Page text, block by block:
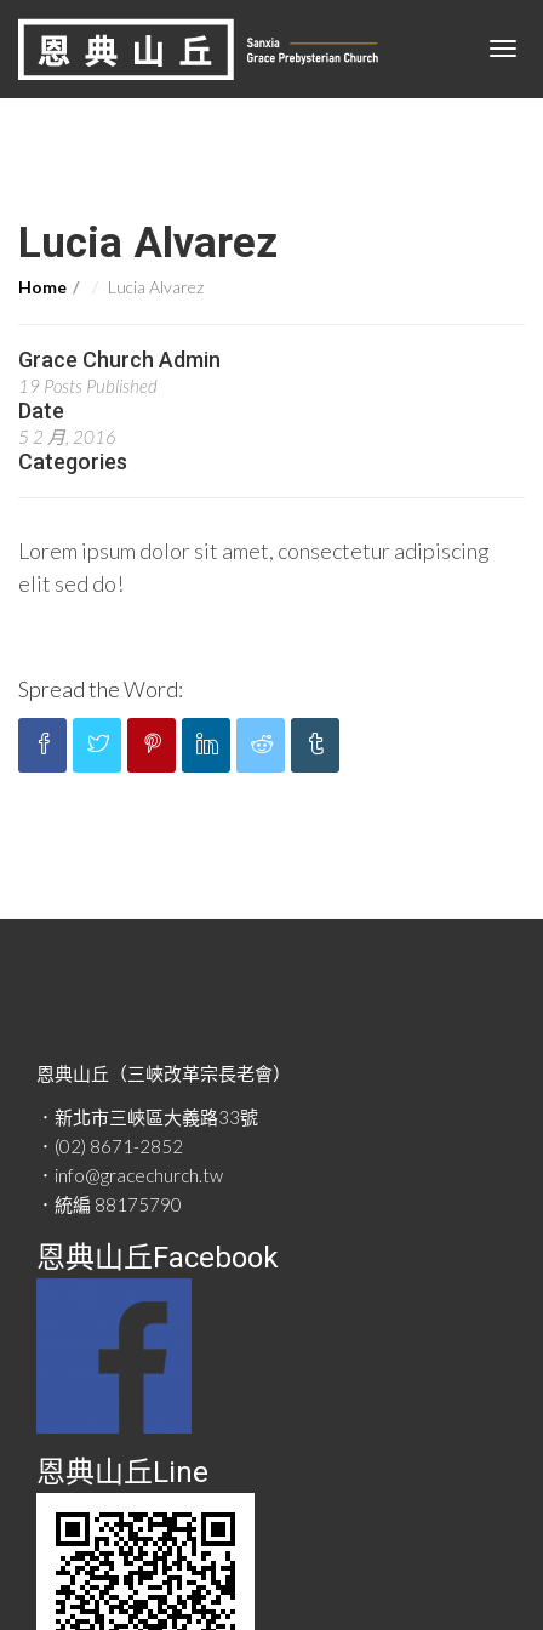
Lucia Alvarez
Home Lucia Alvarez
Grace Church Admin
19 Posts Published
Date
5 2 月, 2016
Categories
Lorem ipsum dolor sit amet, consectetur adipiscing
elit sed do!
Spread the Word:
恩典山丘（三峽改革宗長老會）
．新北市三峽區大義路33號
．(02) 8671-2852
．info@gracechurch.tw
．統編 88175790
恩典山丘Facebook
恩典山丘Line